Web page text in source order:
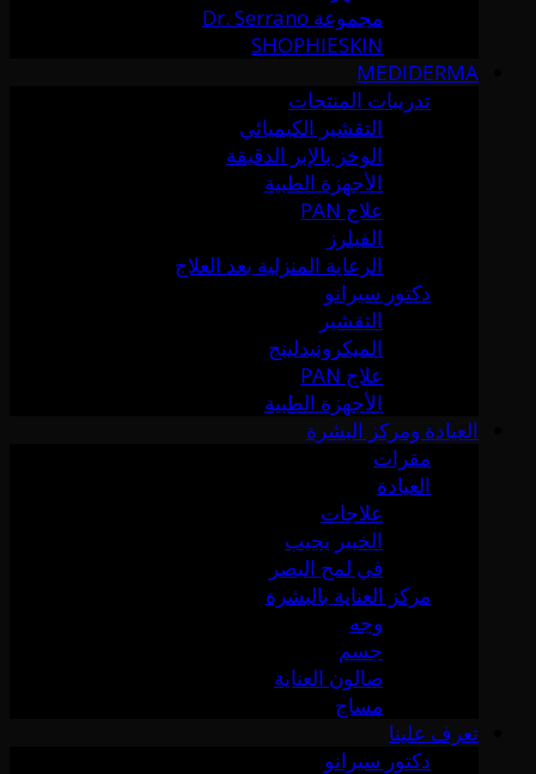
مجموعة Dr. Serrano
SHOPHIESKIN
MEDIDERMA
تدريبات المنتجات
التقشير الكيميائي
الوخز بالإبر الدقيقة
الأجهزة الطبية
علاج PAN
الفيلرز
الرعاية المنزلية بعد العلاج
دكتور سيرانو
التقشير
الميكرونيدلينج
علاج PAN
الأجهزة الطبية
العيادة ومركز البشرة
مقرات
العيادة
علاجات
الخبير يجيب
في لمح البصر
مركز العناية بالبشرة
وجه
جسم
صالون العناية
مساج
تعرف علينا
دكتور سيرانو